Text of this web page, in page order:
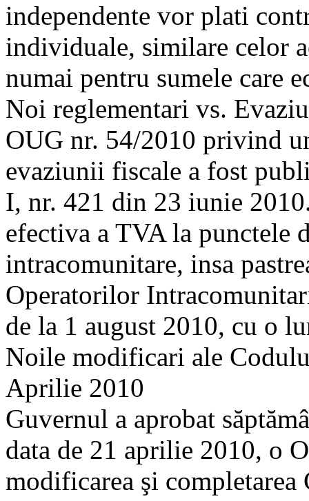
independente vor plati
individuale, similare celor
numai pentru sumele care
Noi reglementari vs.
OUG nr. 54/2010 privind
evaziunii fiscale a fost
I, nr. 421 din 23 iunie
efectiva a TVA la punctele
intracomunitare, insa
Operatorilor
de la 1 august 2010, cu o
Noile modificari ale
Aprilie 2010
Guvernul a aprobat
data de 21 aprilie 2010, o
modificarea şi